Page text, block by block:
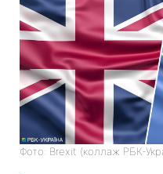
Фото: Brexit (коллаж РБК-